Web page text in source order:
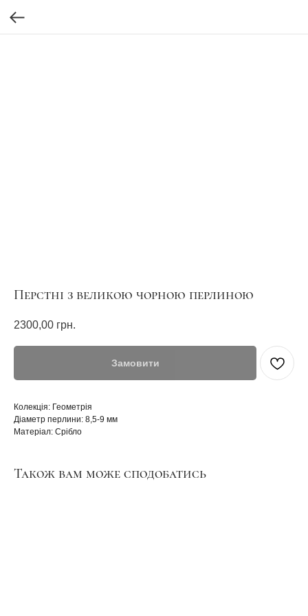
Перстні з великою чорною перлиною
2300,00 грн.
Замовити
Колекція: Геометрія
Діаметр перлини: 8,5-9 мм
Матеріал: Срібло
Також вам може сподобатись